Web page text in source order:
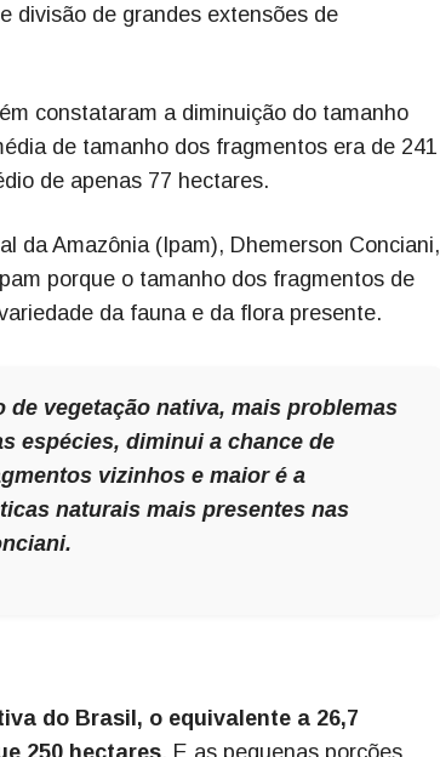
divisão de grandes extensões de
constataram a diminuição do tamanho
de tamanho dos fragmentos era de 241
de apenas 77 hectares.
da Amazônia (Ipam), Dhemerson Conciani,
porque o tamanho dos fragmentos de
da fauna e da flora presente.
vegetação nativa, mais problemas
espécies, diminui a chance de
vizinhos e maior é a
naturais mais presentes nas
do Brasil, o equivalente a 26,7
250 hectares. E as pequenas porções